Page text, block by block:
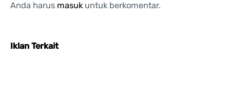
Anda harus masukuntuk berkomentar.
Iklan Terkait